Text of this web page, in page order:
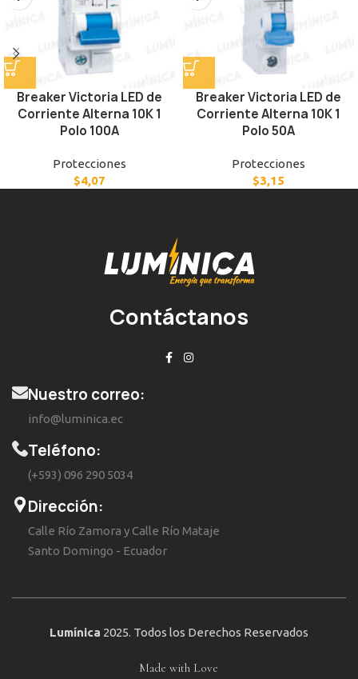
Breaker Victoria LED de
Corriente Alterna 10K 1
Polo 100A
Protecciones
$4,07
Breaker Victoria LED de
Corriente Alterna 10K 1
Polo 50A
Protecciones
$3,15
Contáctanos
Nuestro correo:
info@luminica.ec
Teléfono:
(+593) 096 290 5034
Dirección:
Calle Río Zamora y Calle Río Mataje
Santo Domingo - Ecuador
Lumínica 2025. Todos los Derechos Reservados
Made with Love